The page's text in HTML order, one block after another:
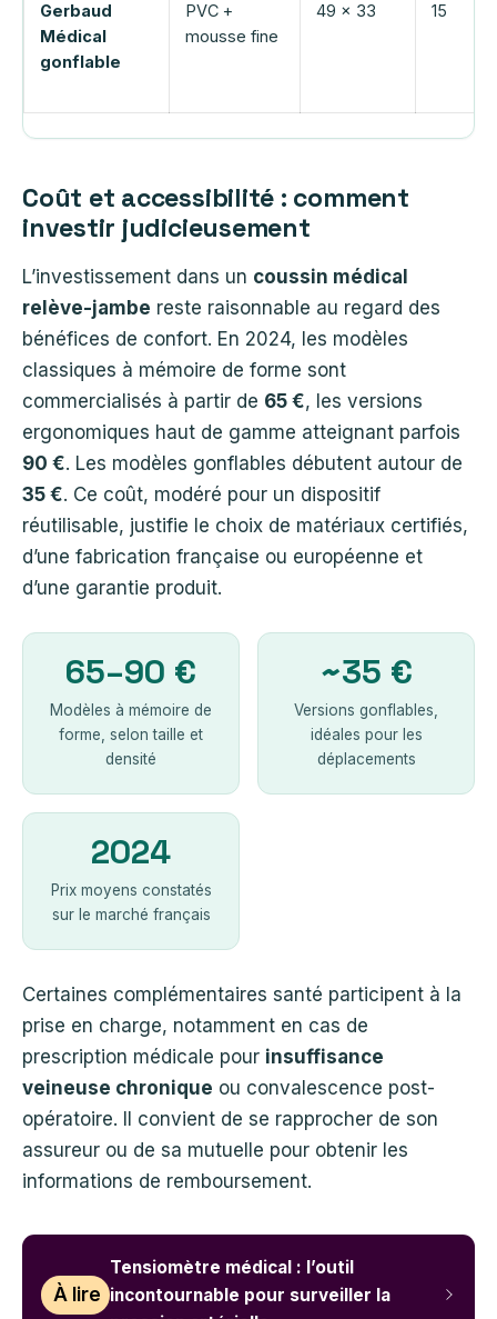
Gerbaud
Médical
gonflable
PVC +
mousse fine
49 x 33 15
Coût et accessibilité : comment
investir judicieusement
L’investissement dans un coussin médical
relève-jambe reste raisonnable au regard des
bénéfices de confort. En 2024, les modèles
classiques à mémoire de forme sont
commercialisés à partir de 65 €, les versions
ergonomiques haut de gamme atteignant parfois
90 €. Les modèles gonflables débutent autour de
35 €. Ce coût, modéré pour un dispositif
réutilisable, justifie le choix de matériaux certifiés,
d’une fabrication française ou européenne et
d’une garantie produit.
65–90 €
Modèles à mémoire de
forme, selon taille et
densité
~35 €
Versions gonflables,
idéales pour les
déplacements
2024
Prix moyens constatés
sur le marché français
Certaines complémentaires santé participent à la
prise en charge, notamment en cas de
prescription médicale pour insuffisance
veineuse chronique ou convalescence post-
opératoire. Il convient de se rapprocher de son
assureur ou de sa mutuelle pour obtenir les
informations de remboursement.
À lire
Tensiomètre médical : l’outil
incontournable pour surveiller la